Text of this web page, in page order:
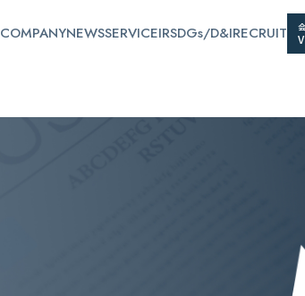
COMPANYNEWSSERVICEIRSDGs/D&IRECRUIT